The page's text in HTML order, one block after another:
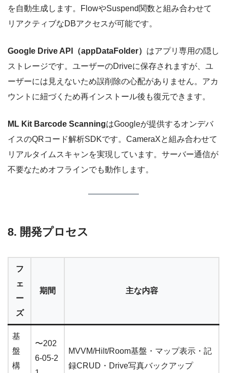
を自動生成します。FlowやSuspend関数と組み合わせて
リアクティブなDBアクセスが可能です。
Google Drive API（appDataFolder） はアプリ専用の隠し
ストレージです。ユーザーのDriveに保存されますが、ユ
ーザーには見えないため誤削除の心配がありません。アカ
ウントに紐づくため再インストール後も復元できます。
ML Kit Barcode ScanningはGoogleが提供するオンデバ
イスのQRコード解析SDKです。CameraXと組み合わせて
リアルタイムスキャンを実現しています。サーバー通信が
不要なためオフラインでも動作します。
8. 開発プロセス
フ
ェ
ー
ズ
期間 主な内容
基
盤
構
〜202
6-05-2
MVVM/Hilt/Room基盤・マップ表示・記
録CRUD・Drive写真バックアップ